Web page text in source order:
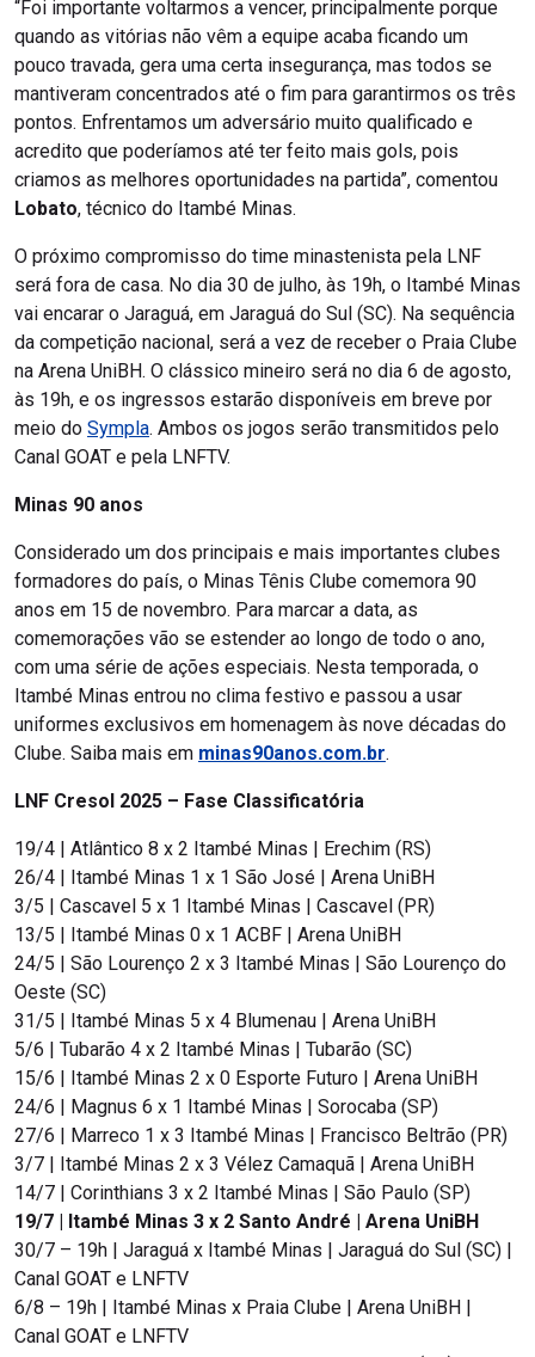
“Foi importante voltarmos a vencer, principalmente porque
quando as vitórias não vêm a equipe acaba ficando um
pouco travada, gera uma certa insegurança, mas todos se
mantiveram concentrados até o fim para garantirmos os três
pontos. Enfrentamos um adversário muito qualificado e
acredito que poderíamos até ter feito mais gols, pois
criamos as melhores oportunidades na partida”, comentou
Lobato, técnico do Itambé Minas.
O próximo compromisso do time minastenista pela LNF
será fora de casa. No dia 30 de julho, às 19h, o Itambé Minas
vai encarar o Jaraguá, em Jaraguá do Sul (SC). Na sequência
da competição nacional, será a vez de receber o Praia Clube
na Arena UniBH. O clássico mineiro será no dia 6 de agosto,
às 19h, e os ingressos estarão disponíveis em breve por
meio do Sympla. Ambos os jogos serão transmitidos pelo
Canal GOAT e pela LNFTV.
Minas 90 anos
Considerado um dos principais e mais importantes clubes
formadores do país, o Minas Tênis Clube comemora 90
anos em 15 de novembro. Para marcar a data, as
comemorações vão se estender ao longo de todo o ano,
com uma série de ações especiais. Nesta temporada, o
Itambé Minas entrou no clima festivo e passou a usar
uniformes exclusivos em homenagem às nove décadas do
Clube. Saiba mais em minas90anos.com.br.
LNF Cresol 2025 – Fase Classificatória
19/4 | Atlântico 8 x 2 Itambé Minas | Erechim (RS)
26/4 | Itambé Minas 1 x 1 São José | Arena UniBH
3/5 | Cascavel 5 x 1 Itambé Minas | Cascavel (PR)
13/5 | Itambé Minas 0 x 1 ACBF | Arena UniBH
24/5 | São Lourenço 2 x 3 Itambé Minas | São Lourenço do
Oeste (SC)
31/5 | Itambé Minas 5 x 4 Blumenau | Arena UniBH
5/6 | Tubarão 4 x 2 Itambé Minas | Tubarão (SC)
15/6 | Itambé Minas 2 x 0 Esporte Futuro | Arena UniBH
24/6 | Magnus 6 x 1 Itambé Minas | Sorocaba (SP)
27/6 | Marreco 1 x 3 Itambé Minas | Francisco Beltrão (PR)
3/7 | Itambé Minas 2 x 3 Vélez Camaquã | Arena UniBH
14/7 | Corinthians 3 x 2 Itambé Minas | São Paulo (SP)
19/7 | Itambé Minas 3 x 2 Santo André | Arena UniBH
30/7 – 19h | Jaraguá x Itambé Minas | Jaraguá do Sul (SC) |
Canal GOAT e LNFTV
6/8 – 19h | Itambé Minas x Praia Clube | Arena UniBH |
Canal GOAT e LNFTV